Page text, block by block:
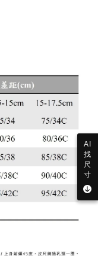
AI
找
尺
寸